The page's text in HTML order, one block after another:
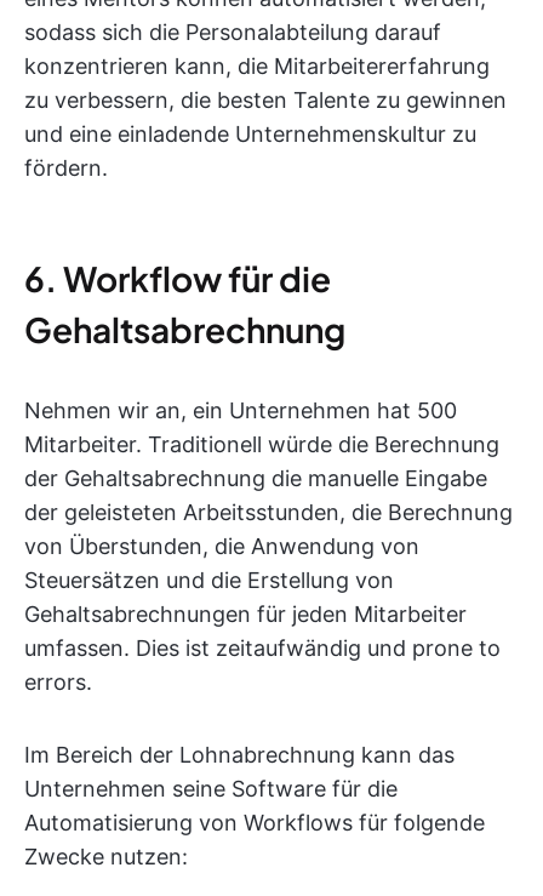
sodass sich die Personalabteilung darauf
konzentrieren kann, die Mitarbeitererfahrung
zu verbessern, die besten Talente zu gewinnen
und eine einladende Unternehmenskultur zu
fördern.
6. Workflow für die
Gehaltsabrechnung
Nehmen wir an, ein Unternehmen hat 500
Mitarbeiter. Traditionell würde die Berechnung
der Gehaltsabrechnung die manuelle Eingabe
der geleisteten Arbeitsstunden, die Berechnung
von Überstunden, die Anwendung von
Steuersätzen und die Erstellung von
Gehaltsabrechnungen für jeden Mitarbeiter
umfassen. Dies ist zeitaufwändig und prone to
errors.
Im Bereich der Lohnabrechnung kann das
Unternehmen seine Software für die
Automatisierung von Workflows für folgende
Zwecke nutzen: